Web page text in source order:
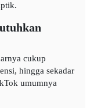
cukup
hingga sekadar
umumnya